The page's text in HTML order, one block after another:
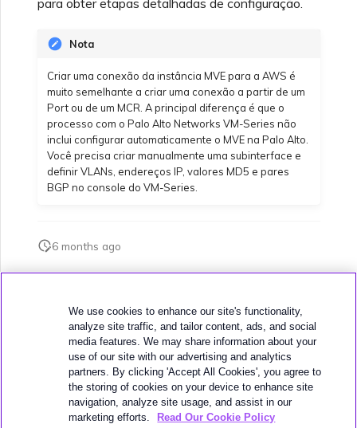
serviço
Configurando OpenMetrics
para monitoramento de
serviços
Campos de resposta da
de depuração para
Nota
Criar uma conexão da instância MVE para a AWS é
muito semelhante a criar uma conexão a partir de um
Port ou de um MCR. A principal diferença é que o
processo com o Palo Alto Networks VM-Series não
inclui configurar automaticamente o MVE na Palo Alto.
Você precisa criar manualmente uma subinterface e
definir VLANs, endereços IP, valores MD5 e pares
BGP no console do VM-Series.
6 months ago
Próximo
Conexões hospedadas MVE
We use cookies to enhance our site's functionality,
analyze site traffic, and tailor content, ads, and social
media features. We may share information about your
use of our site with our advertising and analytics
partners. By clicking 'Accept All Cookies', you agree to
the storing of cookies on your device to enhance site
navigation, analyze site usage, and assist in our
marketing efforts.
Read Our Cookie Policy